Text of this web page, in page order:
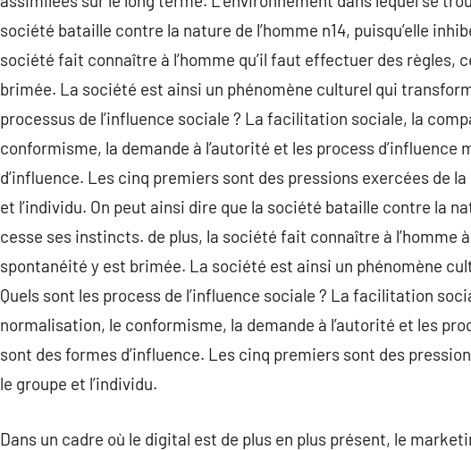
société bataille contre la nature de l’homme n14, puisqu’elle
société fait connaître à l’homme qu’il faut effectuer des règles,
brimée. La société est ainsi un phénomène culturel qui
processus de l’influence sociale ? La facilitation sociale, la
conformisme, la demande à l’autorité et les process
d’influence. Les cinq premiers sont des pressions exercées de
et l’individu. On peut ainsi dire que la société bataille contre la
cesse ses instincts. de plus, la société fait connaître à l’homme
spontanéité y est brimée. La société est ainsi un phénomène
Quels sont les process de l’influence sociale ? La facilitation
normalisation, le conformisme, la demande à l’autorité et les
sont des formes d’influence. Les cinq premiers sont des
le groupe et l’individu.
Dans un cadre où le digital est de plus en plus présent, le